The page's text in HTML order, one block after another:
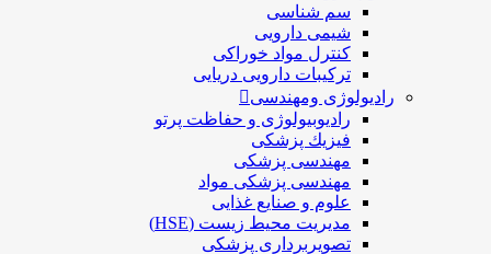
سم شناسی
شیمی دارویی
کنترل مواد خوراکی
ترکیبات دارویی دریایی
رادیولوژی ومهندسی
رادیوبیولوژی و حفاظت پرتو
فيزيك پزشکی
مهندسی پزشکی
مهندسی پزشکی مواد
علوم و صنايع غذایی
مدیریت محیط زیست (HSE)
تصویربرداری پزشکی